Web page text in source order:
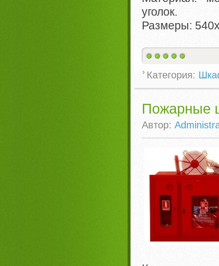
уголок.
Размеры:
Категория:
Пожарные
Автор: